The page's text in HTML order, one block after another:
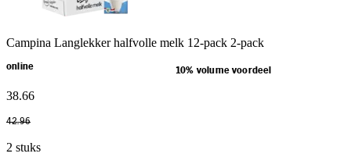
Campina Langlekker halfvolle melk 12-pack 2-pack
online 10% volume voordeel
38.66
42.96
2 stuks